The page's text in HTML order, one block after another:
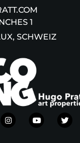
1
SCHWEIZ